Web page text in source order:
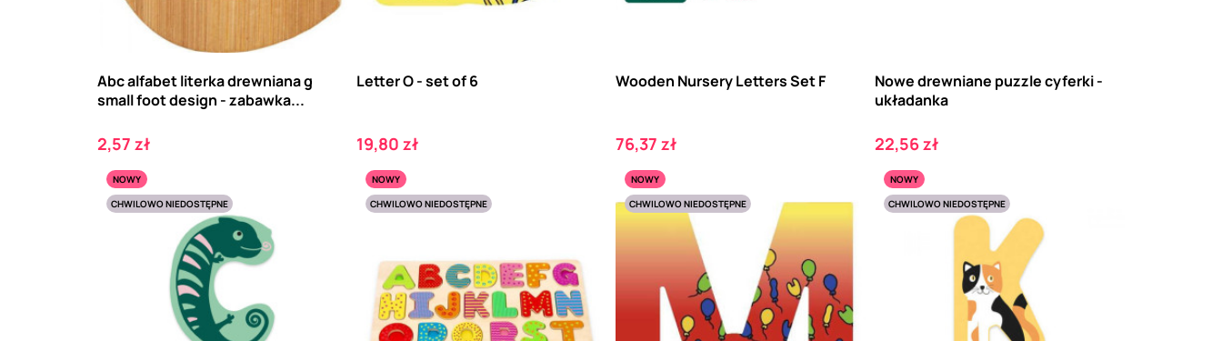
Abc alfabet literka drewniana g
small foot design - zabawka...
Cena
2,57 zł
Letter O - set of 6
Cena
19,80 zł
Wooden Nursery Letters Set F
Cena
76,37 zł
Nowe drewniane puzzle cyferki -
układanka
Cena
22,56 zł
NOWY
CHWILOWO NIEDOSTĘPNE
NOWY
CHWILOWO NIEDOSTĘPNE
NOWY
CHWILOWO NIEDOSTĘPNE
NOWY
CHWILOWO NIEDOSTĘPNE